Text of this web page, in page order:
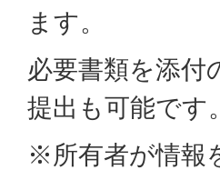
ます。
必要書類を添付
提出も可能です
※所有者が情報